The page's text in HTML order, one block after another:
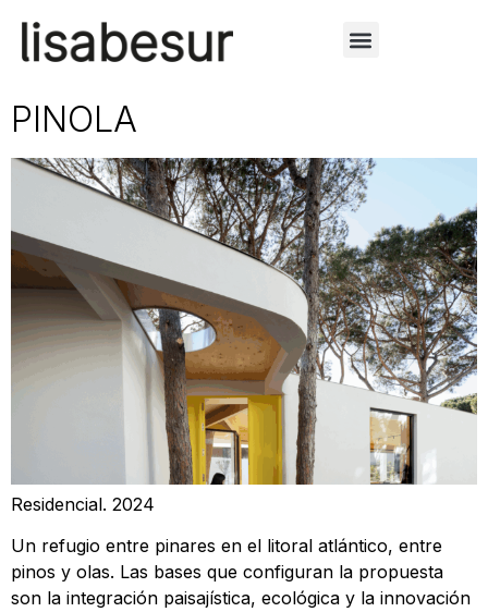
PINOLA
Residencial. 2024
Un refugio entre pinares en el litoral atlántico, entre
pinos y olas. Las bases que configuran la propuesta
son la integración paisajística, ecológica y la innovación